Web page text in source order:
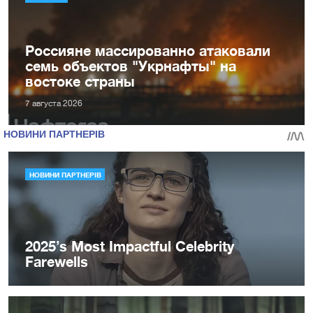
Россияне массированно атаковали
семь объектов "Укрнафты" на
востоке страны
7 августа 2026